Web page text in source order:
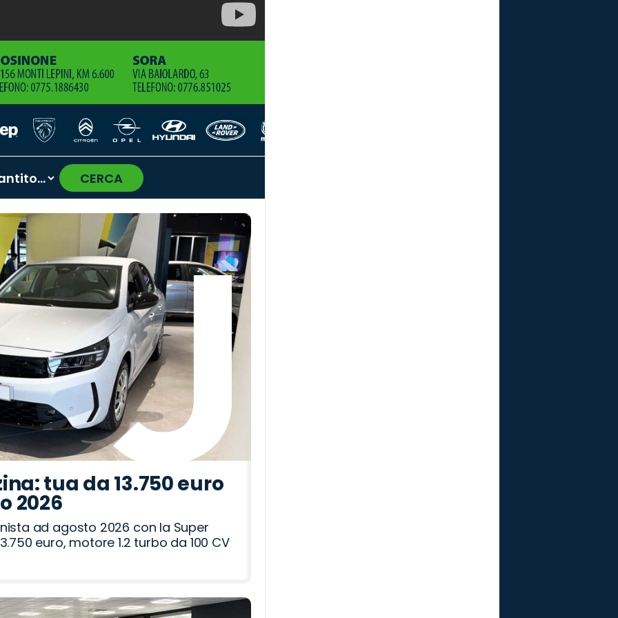
CERCA
›
tua da 13.750 euro
2026
ad agosto 2026 con la Super
euro, motore 1.2 turbo da 100 CV